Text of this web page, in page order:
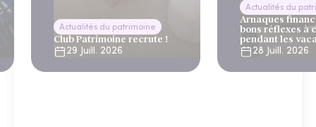
Actualités du patrimoine
Club Patrimoine recrute !
29 Juill. 2026
Actualités du
Arnaques
bons réflexes à
pendant les
28 Juill. 2026